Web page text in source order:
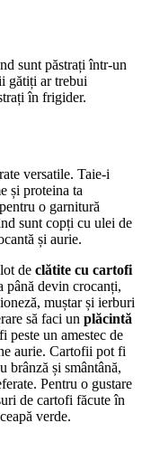
sunt păstrați într-un
gătiți ar trebui
în frigider.
versatile. Taie-i
și proteina ta
o garnitură
sunt copți cu ulei de
și aurie.
de clătite cu cartofi
până devin crocanți,
muștar și ierburi
să faci un plăcintă
peste un amestec de
aurie. Cartofii pot fi
brânză și smântână,
Pentru o gustare
de cartofi făcute în
verde.